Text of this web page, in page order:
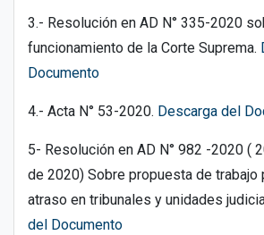
3.- Resolución en AD N° 335-2020
funcionamiento de la Corte Suprema.
Documento
4.- Acta N° 53-2020. Descarga del
5- Resolución en AD N° 982 -2020 (
de 2020) Sobre propuesta de trabajo
atraso en tribunales y unidades
del Documento